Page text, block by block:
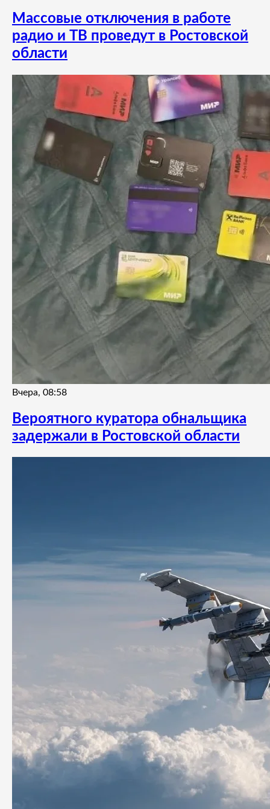
Массовые отключения в работе
радио и ТВ проведут в Ростовской
области
Вчера, 08:58
Вероятного куратора обнальщика
задержали в Ростовской области